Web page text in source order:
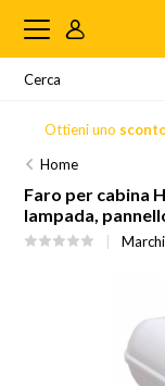
Ottieni uno
Home
Faro per cabina
lampada,